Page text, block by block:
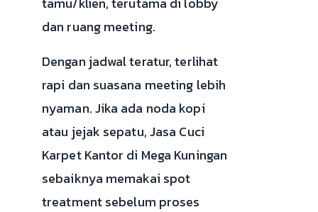
dan ruang meeting.
Dengan jadwal teratur, terlihat
rapi dan suasana meeting lebih
nyaman. Jika ada noda kopi
atau jejak sepatu, Jasa Cuci
Karpet Kantor di Mega Kuningan
sebaiknya memakai spot
treatment sebelum proses